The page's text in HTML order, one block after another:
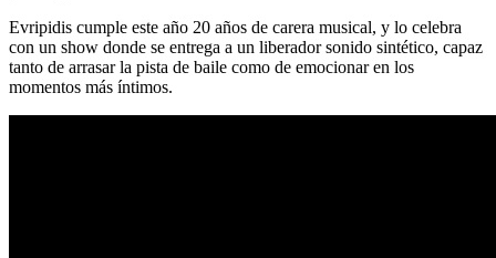
Evripidis cumple este año 20 años de carera musical, y lo celebra
con un show donde se entrega a un liberador sonido sintético, capaz
tanto de arrasar la pista de baile como de emocionar en los
momentos más íntimos.